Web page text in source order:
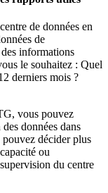
de données en
de
informations
le souhaitez : Quel
derniers mois ?
vous pouvez
données dans
décider plus
ou
du centre